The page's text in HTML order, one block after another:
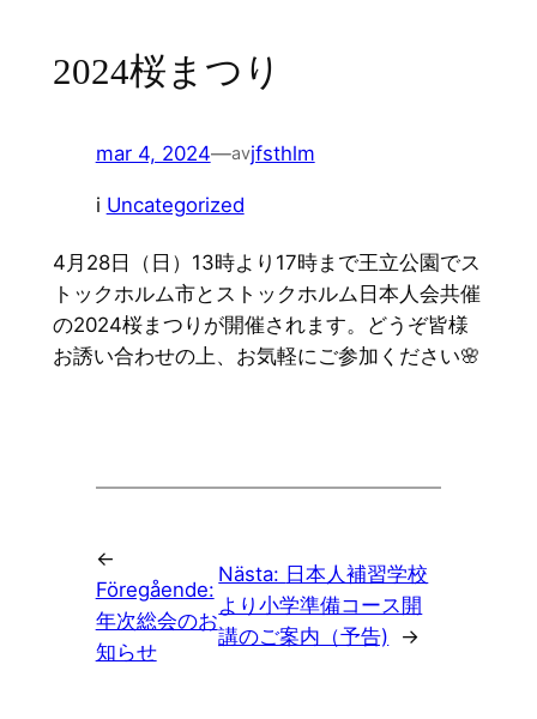
2024桜まつり
mar 4, 2024—avjfsthlm
i Uncategorized
4月28日（日）13時より17時まで王立公園でス
トックホルム市とストックホルム日本人会共催
の2024桜まつりが開催されます。どうぞ皆様
お誘い合わせの上、お気軽にご参加ください🌸
←
Föregående:
年次総会のお
知らせ
Nästa: 日本人補習学校
より小学準備コース開
講のご案内（予告)
→